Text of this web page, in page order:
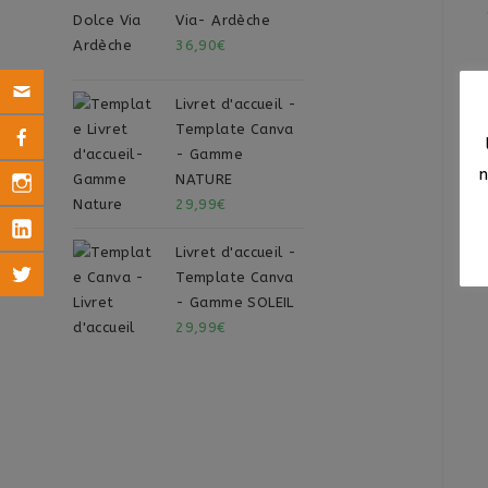
Via- Ardèche
36,90€
Livret d'accueil -
Template Canva
- Gamme
NATURE
29,99€
Livret d'accueil -
Template Canva
- Gamme SOLEIL
29,99€